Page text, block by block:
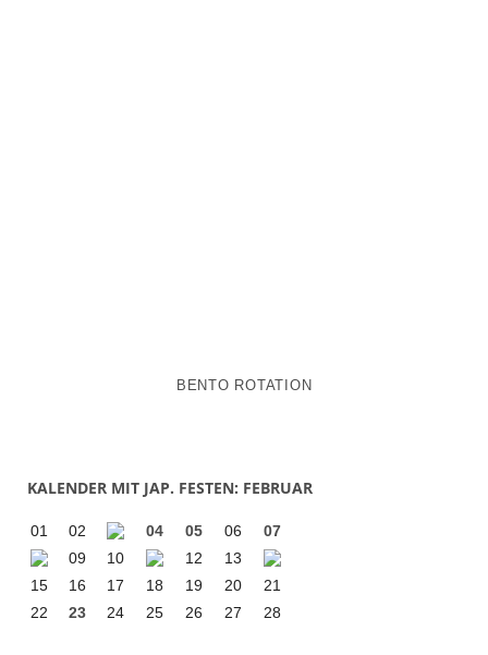
BENTO ROTATION
KALENDER MIT JAP. FESTEN: FEBRUAR
01 02 04 05 06
07
09
10 12
13
15
16 17 18 19 20
21
22
23 24 25 26 27 28